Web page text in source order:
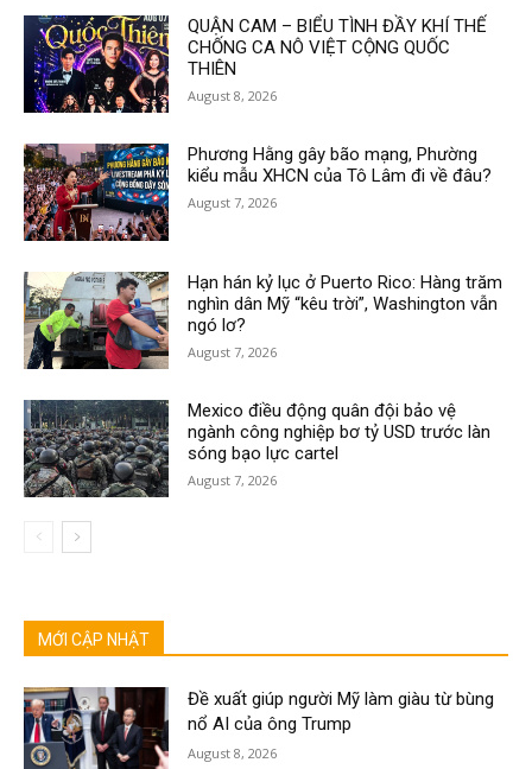
QUẬN CAM – BIỂU TÌNH ĐẦY KHÍ THẾ
CHỐNG CA NÔ VIỆT CỘNG QUỐC
THIÊN
August 8, 2026
Phương Hằng gây bão mạng, Phường
kiểu mẫu XHCN của Tô Lâm đi về đâu?
August 7, 2026
Hạn hán kỷ lục ở Puerto Rico: Hàng trăm
nghìn dân Mỹ “kêu trời”, Washington vẫn
ngó lơ?
August 7, 2026
Mexico điều động quân đội bảo vệ
ngành công nghiệp bơ tỷ USD trước làn
sóng bạo lực cartel
August 7, 2026
MỚI CẬP NHẬT
Đề xuất giúp người Mỹ làm giàu từ bùng
nổ AI của ông Trump
August 8, 2026